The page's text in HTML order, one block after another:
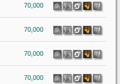
70,000
70,000
70,000
70,000